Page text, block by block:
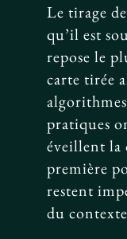
Le tirage
qu’il est
repose le
carte tirée
pratiques
éveillent
première
restent
du